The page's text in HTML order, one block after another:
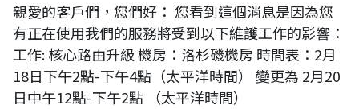
親愛的客戶們，您們好： 您看到這個消息是因為您
有正在使用我們的服務將受到以下維護工作的影響：
工作: 核心路由升級 機房：洛杉磯機房 時間表：2月
18日下午2點-下午4點（太平洋時間） 變更為 2月20
日中午12點-下午2點 （太平洋時間）